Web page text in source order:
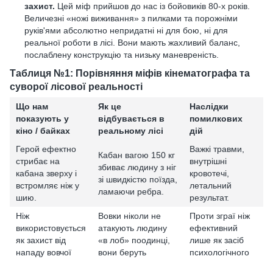
захист. Цей міф прийшов до нас із бойовиків 80-х років.
Величезні «ножі виживання» з пилками та порожніми
руків'ями абсолютно непридатні ні для бою, ні для
реальної роботи в лісі. Вони мають жахливий баланс,
послаблену конструкцію та низьку маневреність.
Таблиця №1: Порівняння міфів кінематографа та
суворої лісової реальності
Що нам
показують у
кіно / байках
Як це
відбувається в
реальному лісі
Наслідки
помилкових
дій
Герой ефектно
стрибає на
кабана зверху і
встромляє ніж у
шию.
Кабан вагою 150 кг
збиває людину з ніг
зі швидкістю поїзда,
ламаючи ребра.
Важкі травми,
внутрішні
кровотечі,
летальний
результат.
Ніж
використовується
як захист від
нападу вовчої
Вовки ніколи не
атакують людину
«в лоб» поодинці,
вони беруть
Проти зграї ніж
ефективний
лише як засіб
психологічного